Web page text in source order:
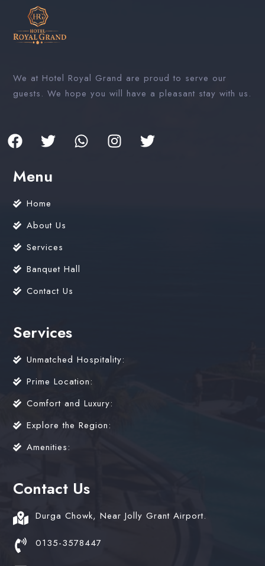
We at Hotel Royal Grand are proud to serve our
guests. We hope you will have a pleasant stay with us.
Menu
Home
About Us
Services
Banquet Hall
Contact Us
Services
Unmatched Hospitality:
Prime Location:
Comfort and Luxury:
Explore the Region:
Amenities:
Contact Us
Durga Chowk, Near Jolly Grant Airport.
0135-3578447